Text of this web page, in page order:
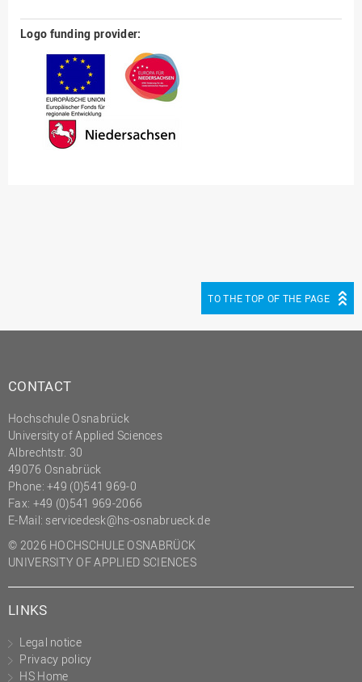
Logo funding provider:
TO THE TOP OF THE PAGE
CONTACT
Hochschule Osnabrück
University of Applied Sciences
Albrechtstr. 30
49076 Osnabrück
Phone: +49 (0)541 969-0
Fax: +49 (0)541 969-2066
E-Mail: servicedesk@hs-osnabrueck.de
© 2026 HOCHSCHULE OSNABRÜCK
UNIVERSITY OF APPLIED SCIENCES
LINKS
Legal notice
Privacy policy
HS Home